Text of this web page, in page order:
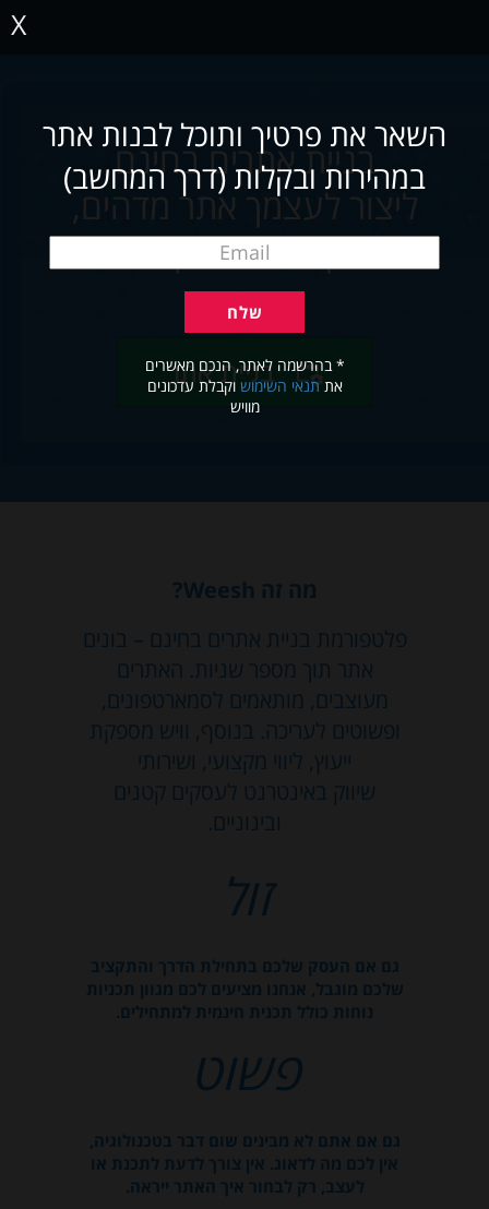
X
השאר את פרטיך ותוכל לבנות אתר
במהירות ובקלות (דרך המחשב)
* בהרשמה לאתר, הנכם מאשרים
אתתנאי השימוש וקבלת עדכונים
מוויש
בניית אתרים בחינם
ליצור לעצמך אתר מדהים,
תוך שניות ובקלות
בניית אתר
מה זה Weesh?
פלטפורמת בניית אתרים בחינם – בונים
אתר תוך מספר שניות. האתרים
מעוצבים, מותאמים לסמארטפונים,
ופשוטים לעריכה. בנוסף, וויש מספקת
ייעוץ, ליווי מקצועי, ושירותי
שיווק באינטרנט לעסקים קטנים
ובינוניים.
זול
גם אם העסק שלכם בתחילת הדרך והתקציב
שלכם מוגבל, אנחנו מציעים לכם מגוון תכניות
נוחות כולל תכנית חינמית למתחילים.
פשוט
גם אם אתם לא מבינים שום דבר בטכנולוגיה,
אין לכם מה לדאוג. אין צורך לדעת לתכנת או
לעצב, רק לבחור איך האתר ייראה.